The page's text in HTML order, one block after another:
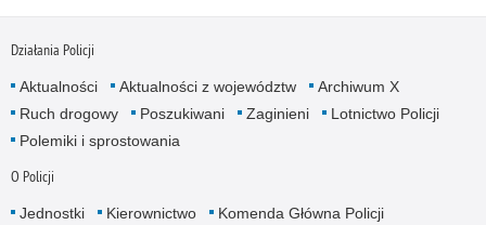
Działania Policji
Aktualności Aktualności z województw
Archiwum X
Ruch drogowy
Poszukiwani Zaginieni
Lotnictwo Policji
Polemiki i sprostowania
O Policji
Jednostki Kierownictwo
Komenda Główna Policji